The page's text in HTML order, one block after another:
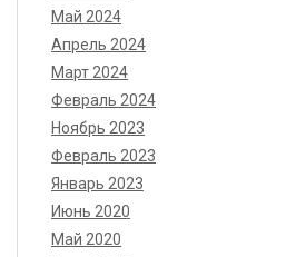
Май 2024
Апрель 2024
Март 2024
Февраль 2024
Ноябрь 2023
Февраль 2023
Январь 2023
Июнь 2020
Май 2020